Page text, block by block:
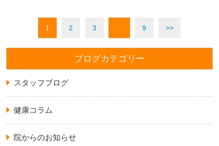
1 2 3 9 >>
ブログカテゴリー
スタッフブログ
健康コラム
院からのお知らせ